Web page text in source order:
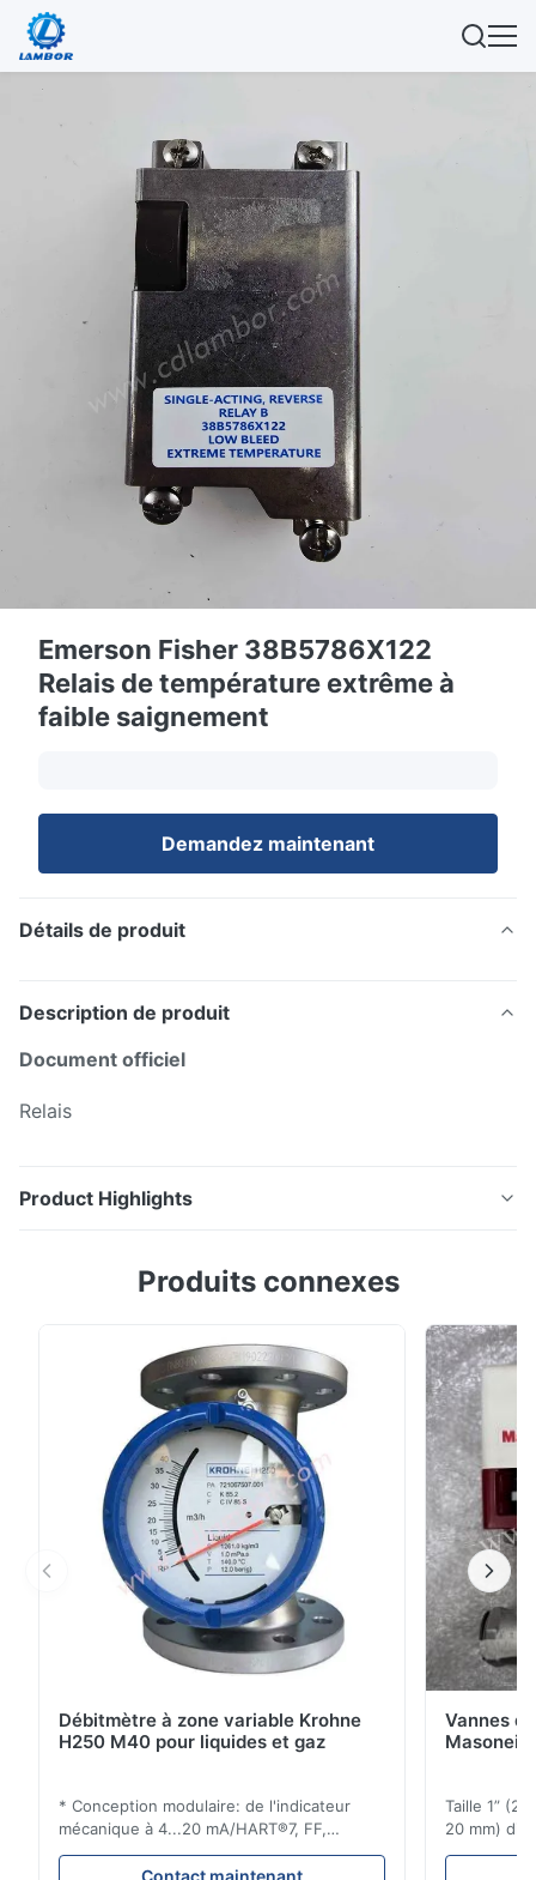
Emerson Fisher 38B5786X122
Relais de température extrême à
faible saignement
Demandez maintenant
Détails de produit
Description de produit
Document officiel
Relais
Product Highlights
Produits connexes
Débitmètre à zone variable Krohne
H250 M40 pour liquides et gaz
* Conception modulaire: de l'indicateur
mécanique à 4...20 mA/HART®7, FF,
Profibus-PA et totalizateur * N'importe
quelle position d'installation: verticale,
Vannes
Taille 1”
20 mm)